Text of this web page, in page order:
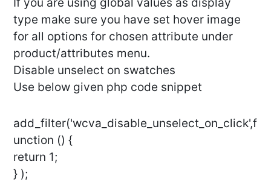
type make sure you have set hover image
for all options for chosen attribute under
product/attributes menu.
Disable unselect on swatches
Use below given php code snippet
add_filter('wcva_disable_unselect_on_click',f
unction () {
return 1;
} );